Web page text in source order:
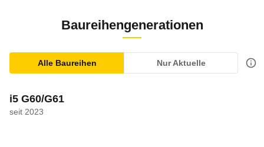
Baureihengenerationen
Alle Baureihen Nur Aktuelle
i5 G60/G61
seit 2023